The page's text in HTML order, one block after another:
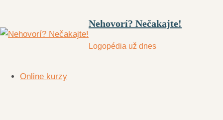
Nehovorí? Nečakajte!
Logopédia už dnes
Online kurzy